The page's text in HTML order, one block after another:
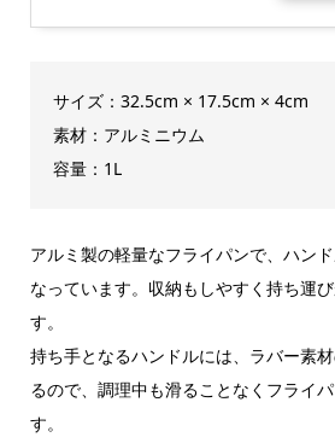
サイズ：32.5cm × 17.5cm × 4cm
素材：アルミニウム
容量：1L
アルミ製の軽量なフライパンで、ハン
なっています。収納もしやすく持ち運
す。
持ち手となるハンドルには、ラバー素
るので、調理中も滑ることなくフライ
す。